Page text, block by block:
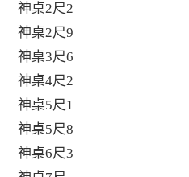
神桌2尺2
神桌2尺9
神桌3尺6
神桌4尺2
神桌5尺1
神桌5尺8
神桌6尺3